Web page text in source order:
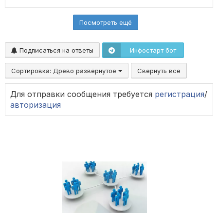
Посмотреть ещё
Подписаться на ответы Инфостарт бот
Сортировка: Древо развёрнутое Свернуть все
Для отправки сообщения требуется регистрация/
авторизация